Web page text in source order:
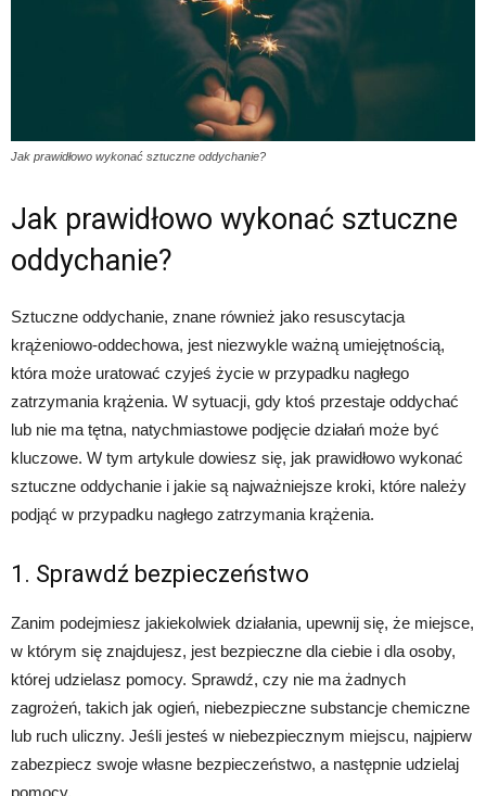
Jak prawidłowo wykonać sztuczne oddychanie?
Jak prawidłowo wykonać sztuczne
oddychanie?
Sztuczne oddychanie, znane również jako resuscytacja
krążeniowo-oddechowa, jest niezwykle ważną umiejętnością,
która może uratować czyjeś życie w przypadku nagłego
zatrzymania krążenia. W sytuacji, gdy ktoś przestaje oddychać
lub nie ma tętna, natychmiastowe podjęcie działań może być
kluczowe. W tym artykule dowiesz się, jak prawidłowo wykonać
sztuczne oddychanie i jakie są najważniejsze kroki, które należy
podjąć w przypadku nagłego zatrzymania krążenia.
1. Sprawdź bezpieczeństwo
Zanim podejmiesz jakiekolwiek działania, upewnij się, że miejsce,
w którym się znajdujesz, jest bezpieczne dla ciebie i dla osoby,
której udzielasz pomocy. Sprawdź, czy nie ma żadnych
zagrożeń, takich jak ogień, niebezpieczne substancje chemiczne
lub ruch uliczny. Jeśli jesteś w niebezpiecznym miejscu, najpierw
zabezpiecz swoje własne bezpieczeństwo, a następnie udzielaj
pomocy.